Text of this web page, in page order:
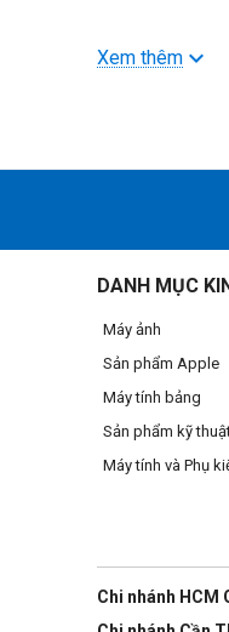
vời cho nhiều
Xem thêm
DANH MỤC
Máy ảnh
Sản phẩm Apple
Máy tính bảng
Sản phẩm kỹ
Máy tính và Phụ
Chi nhánh HCM